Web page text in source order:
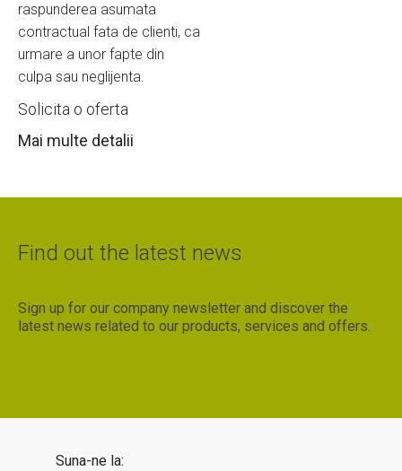
raspunderea asumata
contractual fata de clienti, ca
urmare a unor fapte din
culpa sau neglijenta.
Solicita o oferta
Mai multe detalii
Find out the latest news
Sign up for our company newsletter and discover the
latest news related to our products, services and offers.
Suna-ne la: